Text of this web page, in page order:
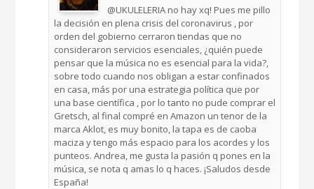
​@UKULELERIA no hay xq! Pues me pillo
la decisión en plena crisis del coronavirus , por
orden del gobierno cerraron tiendas que no
consideraron servicios esenciales, ¿quién puede
pensar que la música no es esencial para la vida?,
sobre todo cuando nos obligan a estar confinados
en casa, más por una estrategia política que por
una base científica , por lo tanto no pude comprar el
Gretsch, al final compré en Amazon un tenor de la
marca Aklot, es muy bonito, la tapa es de caoba
maciza y tengo más espacio para los acordes y los
punteos. Andrea, me gusta la pasión q pones en la
música, se nota q amas lo q haces. ¡Saludos desde
España!